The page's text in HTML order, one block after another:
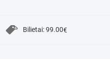
Bilietai:99.00€